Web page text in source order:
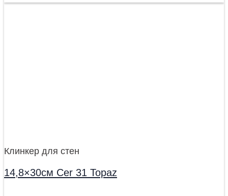
Клинкер для стен
14,8×30см Cer 31 Topaz